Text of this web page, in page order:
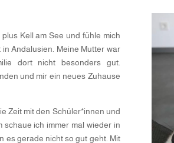
Kell am See und fühle mich
Andalusien. Meine Mutter war
dort nicht besonders gut.
und mir ein neues Zuhause
Zeit mit den Schüler*innen und
ich immer mal wieder in
es gerade nicht so gut geht. Mit